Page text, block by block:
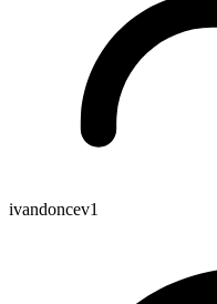
ivandoncev1